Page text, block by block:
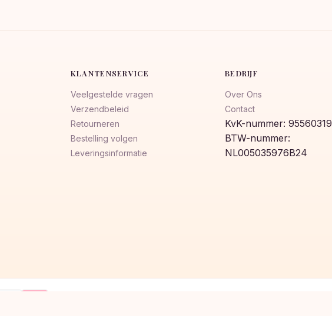
KLANTENSERVICE
Veelgestelde vragen
Verzendbeleid
Retourneren
Bestelling volgen
Leveringsinformatie
BEDRIJF
Over Ons
Contact
KvK-nummer: 95560319
BTW-nummer:
NL005035976B24